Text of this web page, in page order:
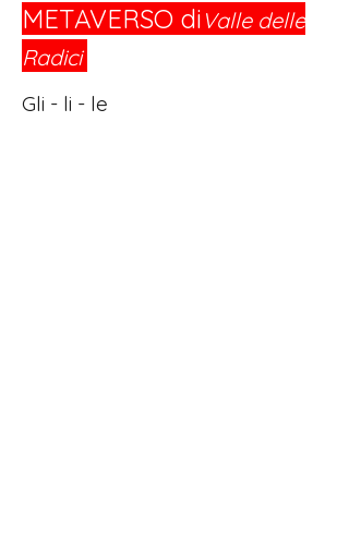
METAVERSO di Valle delle
Radici
Gli - li - le